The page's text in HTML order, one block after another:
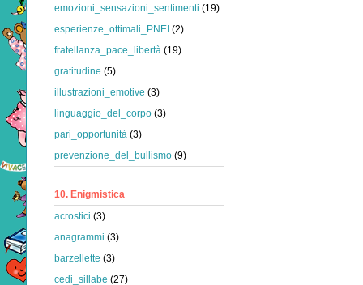
emozioni_sensazioni_sentimenti (19)
esperienze_ottimali_PNEI (2)
fratellanza_pace_libertà (19)
gratitudine (5)
illustrazioni_emotive (3)
linguaggio_del_corpo (3)
pari_opportunità (3)
prevenzione_del_bullismo (9)
10. Enigmistica
acrostici (3)
anagrammi (3)
barzellette (3)
cedi_sillabe (27)